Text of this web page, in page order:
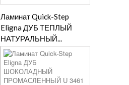
Ламинат Quick-Step
Eligna ДУБ ТЕПЛЫЙ
НАТУРАЛЬНЫЙ...